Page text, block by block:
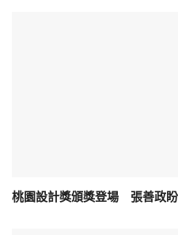
桃園設計獎頒獎登場 張善政